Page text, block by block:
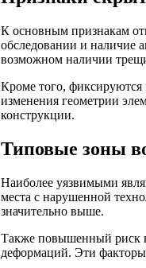
К основным признакам
обследовании и наличие
возможном наличии
Кроме того,
изменения геометрии
конструкции.
Типовые зоны
Наиболее уязвимыми
места с нарушенной
значительно выше.
Также повышенный риск
деформаций. Эти